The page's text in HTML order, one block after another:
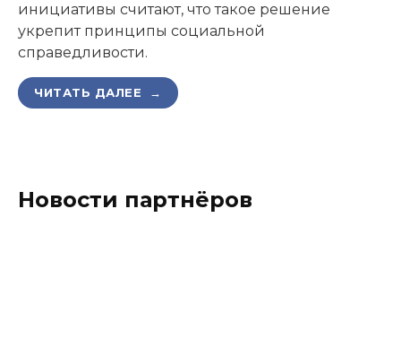
инициативы считают, что такое решение
укрепит принципы социальной
справедливости.
ЧИТАТЬ ДАЛЕЕ →
Новости партнёров